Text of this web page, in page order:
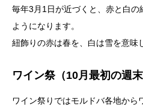
毎年3月1日が近づくと、赤と白
ようになります。
紐飾りの赤は春を、白は雪を意味
ワイン祭（10月最初の週末
ワイン祭りではモルドバ各地から